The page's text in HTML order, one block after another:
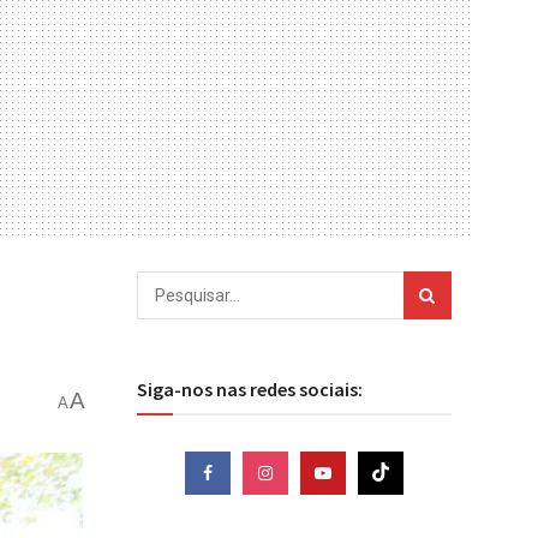
AA Siga-nos nas redes sociais: